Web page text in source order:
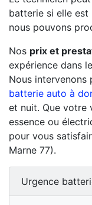
batterie si elle est
nous pouvons
Nos prix et
expérience dans
Nous intervenons
batterie auto à
et nuit. Que votre
essence ou
pour vous
Marne 77).
Urgence